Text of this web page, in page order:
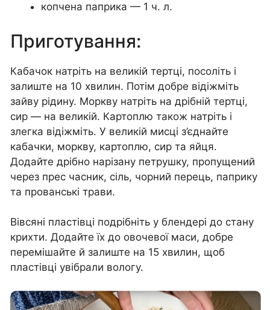
копчена паприка — 1 ч. л.
Приготування:
Кабачок натріть на великій тертці, посоліть і
залиште на 10 хвилин. Потім добре відіжміть
зайву рідину. Моркву натріть на дрібній тертці,
сир — на великій. Картоплю також натріть і
злегка відіжміть. У великій мисці з’єднайте
кабачки, моркву, картоплю, сир та яйця.
Додайте дрібно нарізану петрушку, пропущений
через прес часник, сіль, чорний перець, паприку
та прованські трави.
Вівсяні пластівці подрібніть у блендері до стану
крихти. Додайте їх до овочевої маси, добре
перемішайте й залиште на 15 хвилин, щоб
пластівці увібрали вологу.